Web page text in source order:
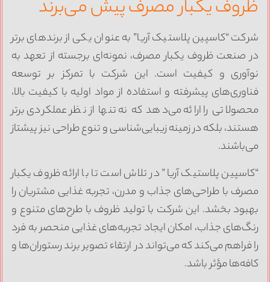
یکبار مصرف پیش می‌برند
“کاسپین پلاستیک آریا” به عنوان یکی از برندهای برتر
صنعت ظروف یکبار مصرف، نمونه‌ای برجسته از تعهد به
و کیفیت است. این شرکت با تمرکز بر توسعه
پیشرفته و استفاده از مواد اولیه با کیفیت بالا،
را ارائه می‌دهد که نه تنها از نظر عملکردی برتر
بلکه در زمینه زیبایی‌شناسی و تنوع طراحی نیز پیشتاز
پلاستیک آریا” در تلاش است تا با ارائه ظروف یکبار
با طراحی‌های جذاب و مدرن، تجربه غذایی مشتریان را
بخشد. این شرکت با تولید ظروف با طرح‌های متنوع و
جذاب، امکان ایجاد تجربه‌های غذایی منحصر به فرد
فراهم می‌کند که می‌تواند در ارتقاء تصویر برند رستوران‌ها و
مؤثر باشد.